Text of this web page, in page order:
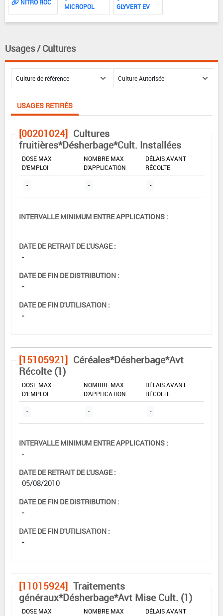
NITRO ROC
MICROPOL
GLYVERT EV
Usages / Cultures
USAGES RETIRÉS
[00201024] Cultures
fruitières*Désherbage*Cult. Installées
DOSE MAX
D'EMPLOI
NOMBRE MAX
D'APPLICATION
DÉLAIS AVANT
RÉCOLTE
- - -
INTERVALLE MINIMUM ENTRE APPLICATIONS :
-
DATE DE RETRAIT DE L'USAGE :
-
DATE DE FIN DE DISTRIBUTION :
-
DATE DE FIN D'UTILISATION :
-
[15105921] Céréales*Désherbage*Avt
Récolte (1)
DOSE MAX
D'EMPLOI
NOMBRE MAX
D'APPLICATION
DÉLAIS AVANT
RÉCOLTE
- - -
INTERVALLE MINIMUM ENTRE APPLICATIONS :
-
DATE DE RETRAIT DE L'USAGE :
05/08/2010
DATE DE FIN DE DISTRIBUTION :
-
DATE DE FIN D'UTILISATION :
-
[11015924] Traitements
généraux*Désherbage*Avt Mise Cult. (1)
DOSE MAX
NOMBRE MAX
DÉLAIS AVANT